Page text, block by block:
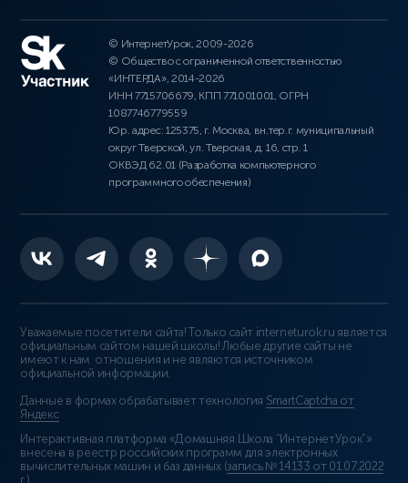
© ИнтернетУрок, 2009-2026
© Общество с ограниченной ответственностью
«ИНТЕРДА», 2014-2026
ИНН 7715706679, КПП 771001001, ОГРН
1087746779559
Юр. адрес: 125375, г. Москва, вн.тер.г. муниципальный
округ Тверской, ул. Тверская, д. 16, стр. 1
ОКВЭД 62.01 (Разработка компьютерного
программного обеспечения)
Уважаемые посетители сайта! Только сайт interneturok.ru является
официальным сайтом нашей школы! Любые другие сайты не
имеют к нам отношения и не являются источником
официальной информации.
Данные в формах обрабатывает технология SmartCaptcha от
Яндекс
Интерактивная платформа «Домашняя Школа “ИнтернетУрок”»
внесена в реестр российских программ для электронных
вычислительных машин и баз данных (запись № 14133 от 01.07.2022
г. ).